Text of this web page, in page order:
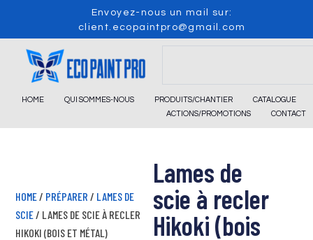
content
Envoyez-nous un mail sur:
client.ecopaintpro@gmail.com
HOME QUI SOMMES-NOUS PRODUITS/CHANTIER
CATALOGUE
ACTIONS/PROMOTIONS
CONTACT
Lames de
scie à recler
Hikoki (bois
HOME / PRÉPARER / LAMES DE
SCIE / LAMES DE SCIE À RECLER
HIKOKI (BOIS ET MÉTAL)